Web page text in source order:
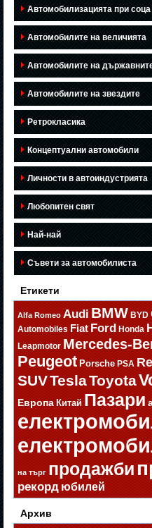
Автомобилизацията при
Автомобилите на величията
Автомобилите на
Автомобилите на звездите
Ретрокласика
Концептуални автомобили
Личности в автоиндустрията
Любопитен свят
Най-най
Съвети за автомобилиста
Етикети
Alfa Romeo Audi BMW BYD
Automobiles Fiat Ford Honda
Leapmotor Mercedes-
Peugeot Porsche PSA
SUVTeslaToyota
Европа Китай Пазари
на търг продажби
рекорд юбилей
Архив